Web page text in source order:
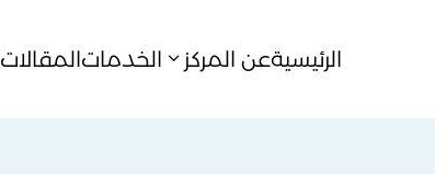
الرئيسيةعن المركز الخدماتالمقالات